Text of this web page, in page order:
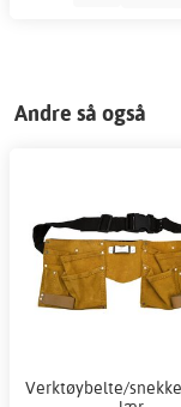
Andre så også
Verktøybelte/